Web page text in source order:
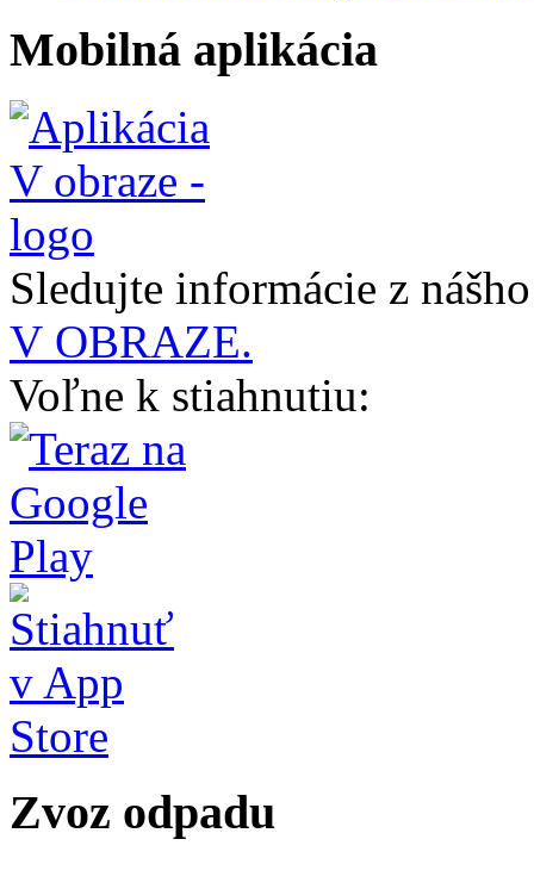
Mobilná aplikácia
Sledujte informácie z
V OBRAZE.
Voľne k stiahnutiu:
Zvoz odpadu